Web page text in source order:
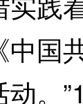
中国
动。